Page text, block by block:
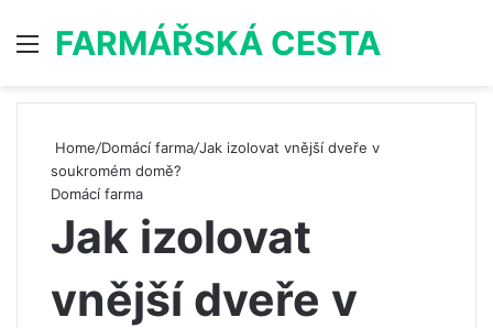
Menu
FARMÁŘSKÁ CESTA
Home/Domácí farma/Jak izolovat vnější dveře v
soukromém domě?
Domácí farma
Jak izolovat
vnější dveře v